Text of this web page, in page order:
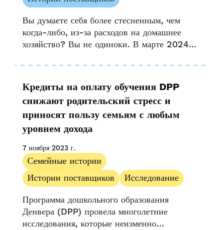
Возможность и доступ
Пресс-релиз
Ресурсы поставщика
Истории поставщиков
Вы думаете себя более стесненным, чем
когда-либо, из-за расходов на домашнее
хозяйство? Вы не одиноки. В марте 2024
быстрее, чем инфляция, что усилило
Кредиты на оплату обучения DPP
снижают родительский стресс и
приносят пользу семьям с любым
уровнем дохода
7 ноября 2023 г.
Семейные истории
Истории поставщиков
Исследование
Программа дошкольного образования
Денвера (DPP) провела многолетние
исследования, которые неизменно